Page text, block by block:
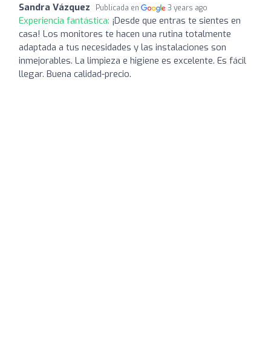
Sandra Vázquez Publicada en 3 years ago
Experiencia fantástica: ¡Desde que entras te sientes en
casa! Los monitores te hacen una rutina totalmente
adaptada a tus necesidades y las instalaciones son
inmejorables. La limpieza e higiene es excelente. Es fácil
llegar. Buena calidad-precio.